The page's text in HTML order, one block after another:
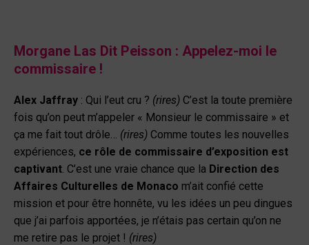
Morgane Las Dit Peisson : Appelez-moi le
commissaire !
Alex Jaffray : Qui l’eut cru ? (rires) C’est la toute première
fois qu’on peut m’appeler « Monsieur le commissaire » et
ça me fait tout drôle… (rires) Comme toutes les nouvelles
expériences, ce rôle de commissaire d’exposition est
captivant . C’est une vraie chance que la Direction des
Affaires Culturelles de Monaco m’ait confié cette
mission et pour être honnête, vu les idées un peu dingues
que j’ai parfois apportées, je n’étais pas certain qu’on ne
me retire pas le projet ! (rires)